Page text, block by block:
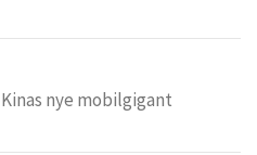
nye mobilgigant